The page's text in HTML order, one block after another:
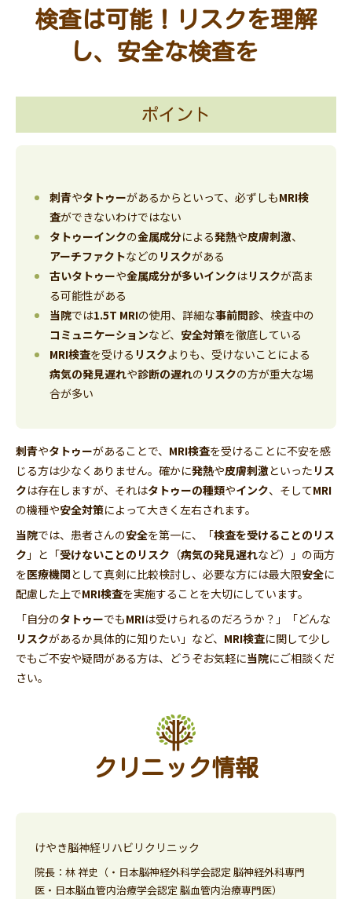
検査は可能！リスクを理解
し、安全な検査を
ポイント
刺青やタトゥーがあるからといって、必ずしもMRI検
査ができないわけではない
タトゥーインクの金属成分による発熱や皮膚刺激、
アーチファクトなどの リスクがある
古いタトゥーや金属成分が多いインクはリスクが高ま
る可能性がある
当院では1.5T MRIの使用、詳細な事前問診、検査中の
コミュニケーションなど、 安全対策を徹底している
MRI検査を受ける リスクよりも、受けないことによる
病気の発見遅れや診断の遅れの リスクの方が重大な場
合が多い
刺青やタトゥーがあることで、 MRI検査を受けることに不安を感
じる方は少なくありません。確かに発熱や皮膚刺激といった リス
クは存在しますが、それはタトゥーの種類やインク、そしてMRI
の機種や安全対策によって大きく左右されます。
当院では、患者さんの安全を第一に、「検査を受けることのリス
ク 」と「受けないことのリスク （病気の発見遅れなど）」の両方
を医療機関として真剣に比較検討し、必要な方には最大限安全に
配慮した上でMRI検査を実施することを大切にしています。
「自分のタトゥーでもMRIは受けられるのだろうか？」「どんな
リスクがあるか具体的に知りたい」など、 MRI検査に関して少し
でもご不安や疑問がある方は、どうぞお気軽に当院にご相談くだ
さい。
クリニック情報
けやき脳神経リハビリクリニック
院長：林 祥史（・日本脳神経外科学会認定 脳神経外科専門
医・日本脳血管内治療学会認定 脳血管内治療専門医）